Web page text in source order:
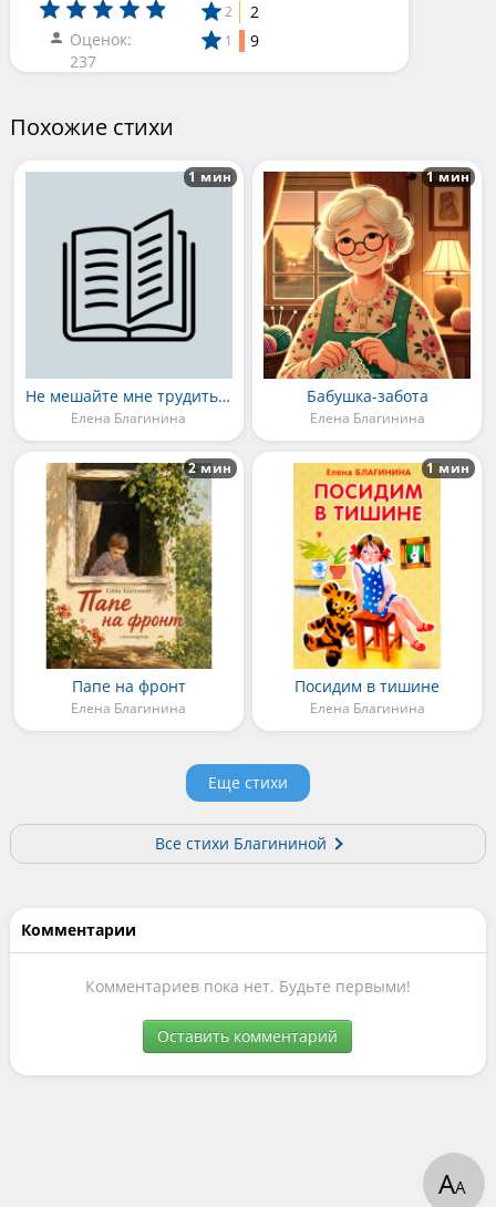
Оценок:
237
2 2
1 9
Похожие стихи
Не мешайте мне трудиться
Елена Благинина
1 мин
Бабушка-забота
Елена Благинина
1 мин
Папе на фронт
Елена Благинина
2 мин
Посидим в тишине
Елена Благинина
1 мин
Еще стихи
Все стихи Благининой
Комментарии
Комментариев пока нет. Будьте первыми!
Оставить комментарий
АА